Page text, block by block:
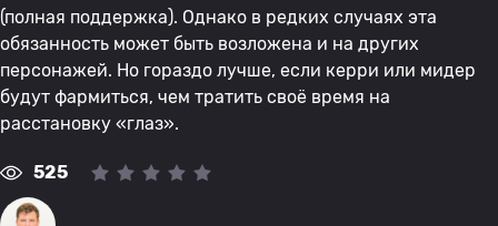
(полная поддержка). Однако в редких случаях эта
обязанность может быть возложена и на других
персонажей. Но гораздо лучше, если керри или мидер
будут фармиться, чем тратить своё время на
расстановку «глаз».
525